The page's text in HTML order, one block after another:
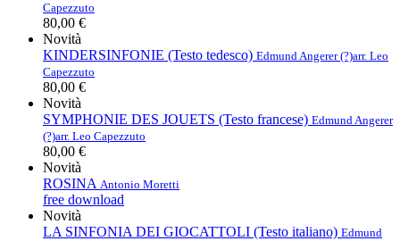
Capezzuto
80,00 €
Novità
KINDERSINFONIE (Testo tedesco) Edmund Angerer (?)arr. Leo
Capezzuto
80,00 €
Novità
SYMPHONIE DES JOUETS (Testo francese) Edmund Angerer
(?)arr. Leo Capezzuto
80,00 €
Novità
ROSINA Antonio Moretti
free download
Novità
LA SINFONIA DEI GIOCATTOLI (Testo italiano) Edmund